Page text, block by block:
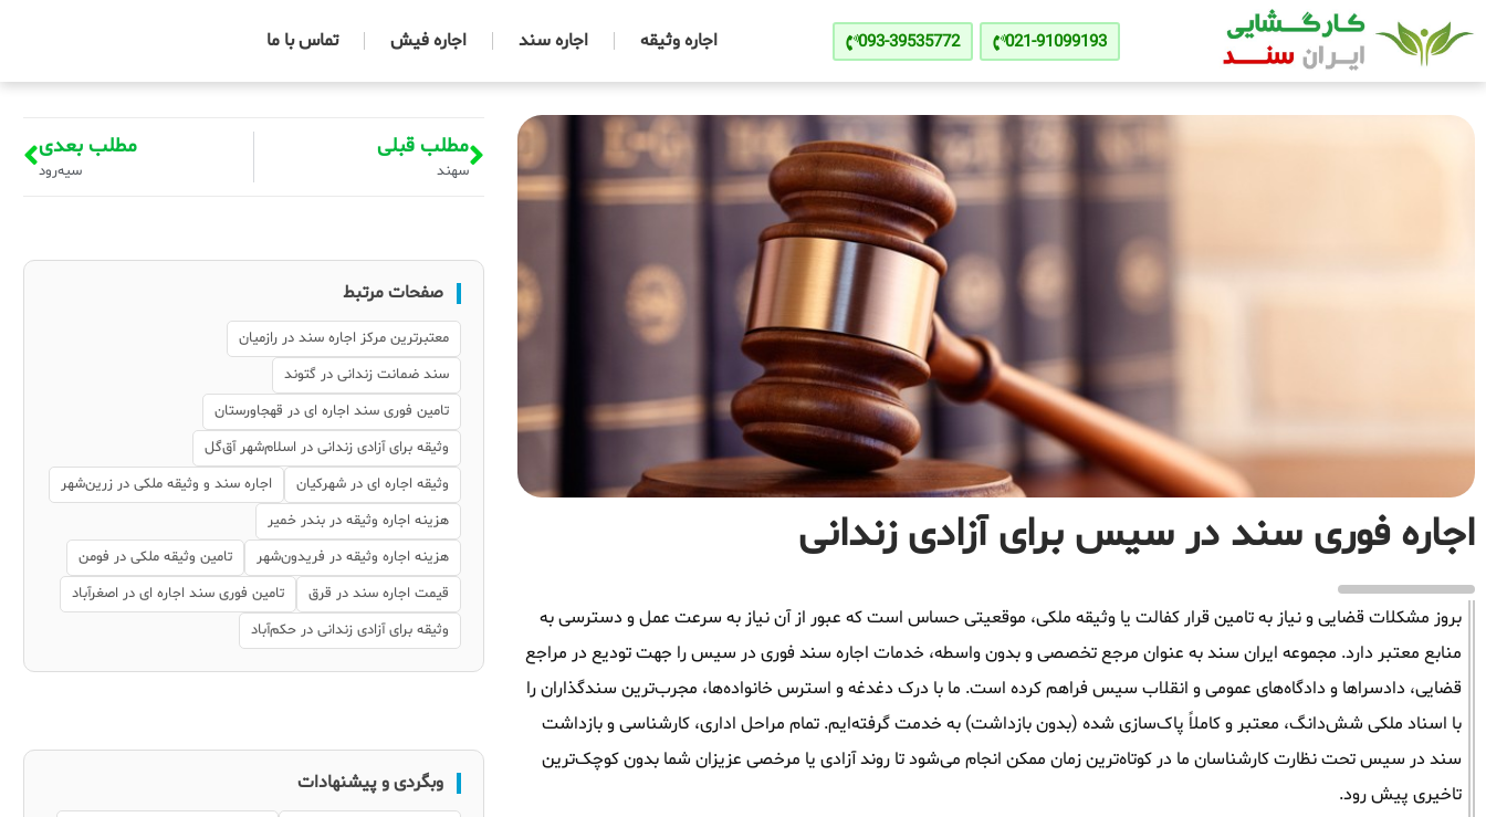
021-91099193
093-39535772 اجاره وثیقه اجاره سند اجاره فیش تماس با ما
اجاره فوری سند در سیس برای آزادی زندانی
بروز مشکلات قضایی و نیاز به تامین قرار کفالت یا وثیقه ملکی، موقعیتی حساس است که عبور از آن نیاز به سرعت عمل و دسترسی به
منابع معتبر دارد. مجموعه ایران سند به عنوان مرجع تخصصی و بدون واسطه، خدمات اجاره سند فوری در سیس را جهت تودیع در مراجع
قضایی، دادسراها و دادگاه‌های عمومی و انقلاب سیس فراهم کرده است. ما با درک دغدغه و استرس خانواده‌ها، مجرب‌ترین سندگذاران را
با اسناد ملکی شش‌دانگ، معتبر و کاملاً پاک‌سازی شده (بدون بازداشت) به خدمت گرفته‌ایم. تمام مراحل اداری، کارشناسی و بازداشت
سند در سیس تحت نظارت کارشناسان ما در کوتاه‌ترین زمان ممکن انجام می‌شود تا روند آزادی یا مرخصی عزیزان شما بدون کوچک‌ترین
تاخیری پیش رود.
مطلب قبلی
سهند
مطلب بعدی
سیه‌رود
صفحات مرتبط
معتبرترین مرکز اجاره سند در رازمیان
سند ضمانت زندانی در گتوند
تامین فوری سند اجاره ای در قهجاورستان
وثیقه برای آزادی زندانی در اسلام‌شهر آق‌گل
وثیقه اجاره ای در شهرکیان
اجاره سند و وثیقه ملکی در زرین‌شهر
هزینه اجاره وثیقه در بندر خمیر
هزینه اجاره وثیقه در فریدون‌شهر
تامین وثیقه ملکی در فومن
قیمت اجاره سند در قرق
تامین فوری سند اجاره ای در اصغرآباد
وثیقه برای آزادی زندانی در حکم‌آباد
وبگردی و پیشنهادات